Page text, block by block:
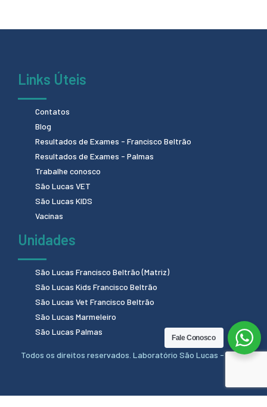
Links Úteis
Contatos
Blog
Resultados de Exames - Francisco Beltrão
Resultados de Exames - Palmas
Trabalhe conosco
São Lucas VET
São Lucas KIDS
Vacinas
Unidades
São Lucas Francisco Beltrão (Matriz)
São Lucas Kids Francisco Beltrão
São Lucas Vet Francisco Beltrão
São Lucas Marmeleiro
São Lucas Palmas
Todos os direitos reservados. Laboratório São Lucas - 2024.
Fale Conosco